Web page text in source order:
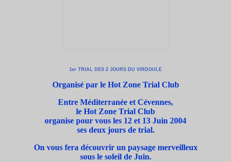
1er TRIAL DES 2 JOURS DU VIRDOULE
Organisé par le Hot Zone Trial Club
Entre Méditerranée et Cévennes,
le Hot Zone Trial Club
organise pour vous les 12 et 13 Juin 2004
ses deux jours de trial.
On vous fera découvrir un paysage merveilleux
sous le soleil de Juin.